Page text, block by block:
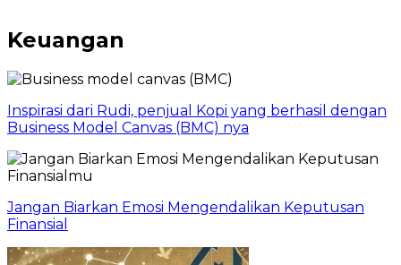
Keuangan
Inspirasi dari Rudi, penjual Kopi yang berhasil dengan
Business Model Canvas (BMC) nya
Jangan Biarkan Emosi Mengendalikan Keputusan
Finansial